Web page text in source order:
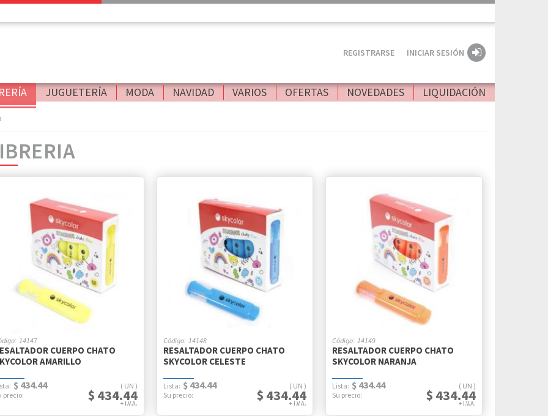
REGISTRARSE INICIAR SESIÓN
JUGUETERÍA MODA NAVIDAD VARIOS OFERTAS NOVEDADES LIQUIDACIÓN
14147
CUERPO CHATO
AMARILLO
UN
$ 434.44
$ 434.44
14148
RESALTADOR CUERPO CHATO
SKYCOLOR CELESTE
UN
$ 434.44
$ 434.44
14149
RESALTADOR CUERPO CHATO
SKYCOLOR NARANJA
UN
$ 434.44
$ 434.44